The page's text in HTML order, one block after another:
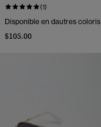
(1)
Disponible en dautres coloris
$105.00